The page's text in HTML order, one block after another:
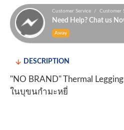
Customer Service / Customer
Need Help? Chat us
Away
DESCRIPTION
"NO BRAND" Thermal
ในบุขนกำมะหยี่